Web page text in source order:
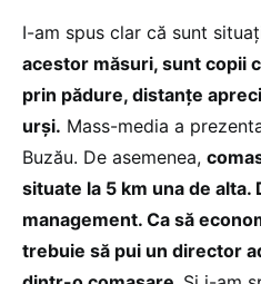
I-am spus clar că sunt
acestor măsuri, sunt copii
prin pădure, distanțe
urși. Mass-media a
Buzău. De asemenea,
situate la 5 km una de alta.
management. Ca să
trebuie să pui un director